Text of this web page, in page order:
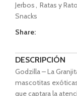
Jerbos, Ratas y
Snacks
Share:
DESCRIPCIÓN
Godzilla – La
mascotitas
que captara la